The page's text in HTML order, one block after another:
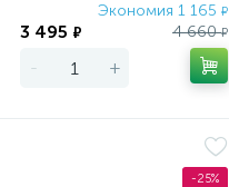
Экономия 1 165 ₽
3 495 ₽ 4 660₽
- +
-25%